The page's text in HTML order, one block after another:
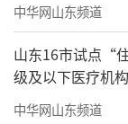
中华网山东频道
山东16市试点“
级及以下医疗机
中华网山东频道